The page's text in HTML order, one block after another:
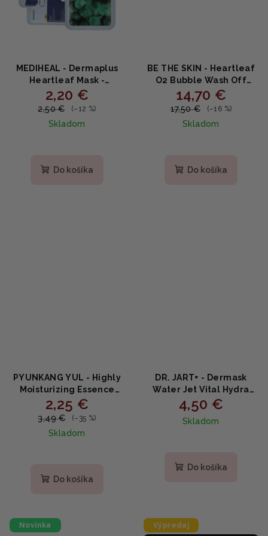
MEDIHEAL - Dermaplus
Heartleaf Mask -
Upokojujúca plátienková
maska s houttuyniou a
hyalurónmi 22ml
2,20 €
2,50 € (–12 %)
Skladom
Do košíka
BE THE SKIN - Heartleaf
O2 Bubble Wash Off
Maskpack - Čistiaca
bublinková maska s
heartleaf a O2 efektom
50g
14,70 €
17,50 € (–16 %)
Skladom
Do košíka
PYUNKANG YUL - Highly
Moisturizing Essence
Mask - Hĺbkovo
hydratačná plátienková
maska s 5 typmi kyseliny
hyalurónovej 25ml
2,25 €
3,49 € (–35 %)
Skladom
Do košíka
DR. JART+ - Dermask
Water Jet Vital Hydra
Solution - hydratačná
maska na tvár 25g
4,50 €
Skladom
Do košíka
Novinka
Výpredaj